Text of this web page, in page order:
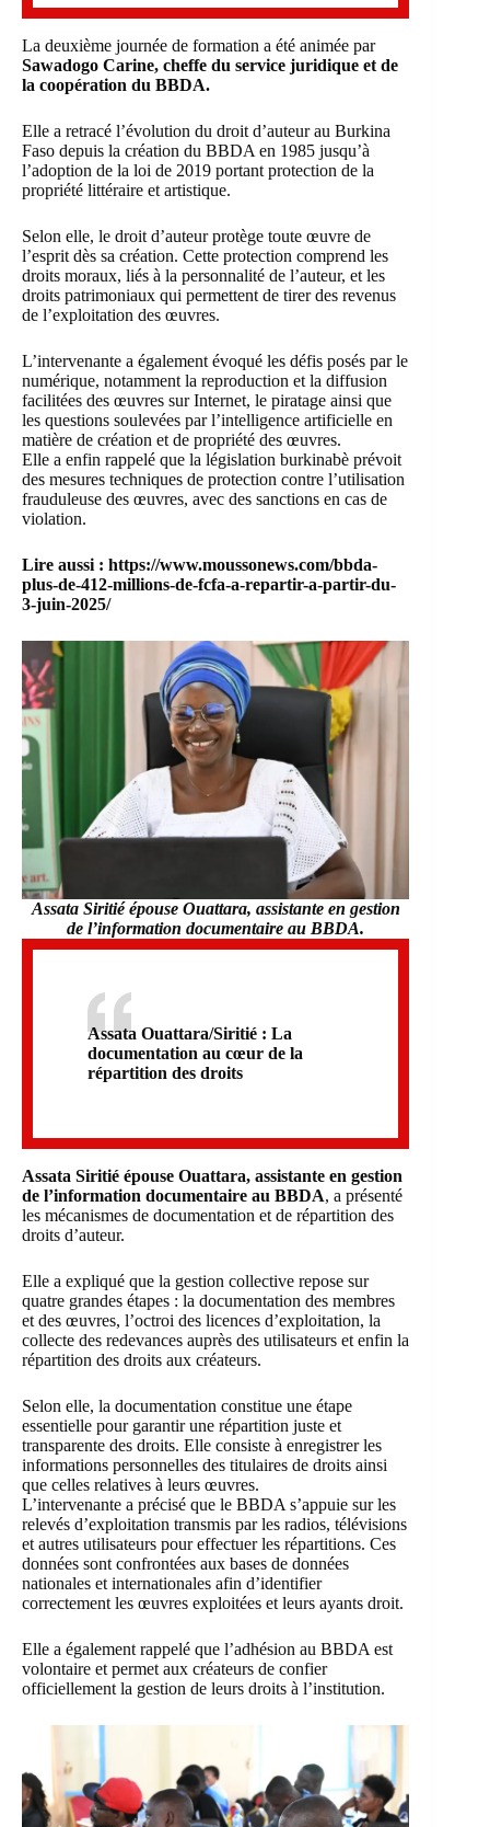
La deuxième journée de formation a été animée par
Sawadogo Carine, cheffe du service juridique et de
la coopération du BBDA.
Elle a retracé l’évolution du droit d’auteur au Burkina
Faso depuis la création du BBDA en 1985 jusqu’à
l’adoption de la loi de 2019 portant protection de la
propriété littéraire et artistique.
Selon elle, le droit d’auteur protège toute œuvre de
l’esprit dès sa création. Cette protection comprend les
droits moraux, liés à la personnalité de l’auteur, et les
droits patrimoniaux qui permettent de tirer des revenus
de l’exploitation des œuvres.
L’intervenante a également évoqué les défis posés par le
numérique, notamment la reproduction et la diffusion
facilitées des œuvres sur Internet, le piratage ainsi que
les questions soulevées par l’intelligence artificielle en
matière de création et de propriété des œuvres.
Elle a enfin rappelé que la législation burkinabè prévoit
des mesures techniques de protection contre l’utilisation
frauduleuse des œuvres, avec des sanctions en cas de
violation.
Lire aussi : https://www.moussonews.com/bbda-
plus-de-412-millions-de-fcfa-a-repartir-a-partir-du-
3-juin-2025/
Assata Siritié épouse Ouattara, assistante en gestion
de l’information documentaire au BBDA.
Assata Ouattara/Siritié : La
documentation au cœur de la
répartition des droits
Assata Siritié épouse Ouattara, assistante en gestion
de l’information documentaire au BBDA, a présenté
les mécanismes de documentation et de répartition des
droits d’auteur.
Elle a expliqué que la gestion collective repose sur
quatre grandes étapes : la documentation des membres
et des œuvres, l’octroi des licences d’exploitation, la
collecte des redevances auprès des utilisateurs et enfin la
répartition des droits aux créateurs.
Selon elle, la documentation constitue une étape
essentielle pour garantir une répartition juste et
transparente des droits. Elle consiste à enregistrer les
informations personnelles des titulaires de droits ainsi
que celles relatives à leurs œuvres.
L’intervenante a précisé que le BBDA s’appuie sur les
relevés d’exploitation transmis par les radios, télévisions
et autres utilisateurs pour effectuer les répartitions. Ces
données sont confrontées aux bases de données
nationales et internationales afin d’identifier
correctement les œuvres exploitées et leurs ayants droit.
Elle a également rappelé que l’adhésion au BBDA est
volontaire et permet aux créateurs de confier
officiellement la gestion de leurs droits à l’institution.